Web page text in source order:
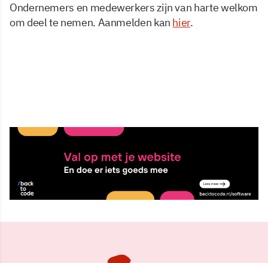
Ondernemers en medewerkers zijn van harte welkom
om deel te nemen. Aanmelden kan hier.
24 jun 2026, 09:42
Delen